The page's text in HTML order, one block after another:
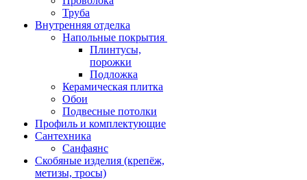
Труба
Внутренняя отделка
Напольные покрытия
Плинтусы,
порожки
Подложка
Керамическая плитка
Обои
Подвесные потолки
Профиль и комплектующие
Сантехника
Санфаянс
Скобяные изделия (крепёж,
метизы, тросы)